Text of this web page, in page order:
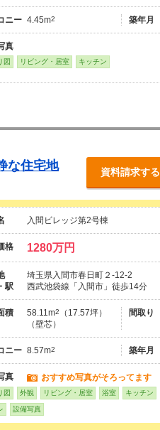
ニー 4.45m2 築年月
真
図 リビング・居室 キッチン
な住宅地
資料請求する
入間ビレッジ第2号棟
格 1280万円
埼玉県入間市春日町２-12-2
駅
西武池袋線「入間市」徒歩14分
積 58.11m2
（17.57坪）
（壁芯）
間取り
ニー 8.57m2 築年月
真 おすすめ写真がそろってます
図 外観 リビング・居室 浴室 キッチン
設備写真